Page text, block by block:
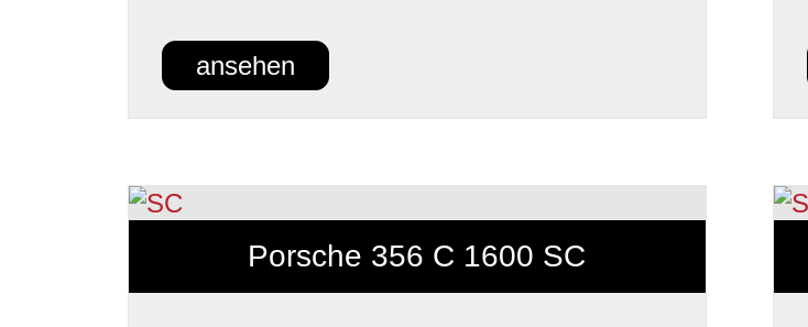
ansehen
Porsche 356 C 1600 SC